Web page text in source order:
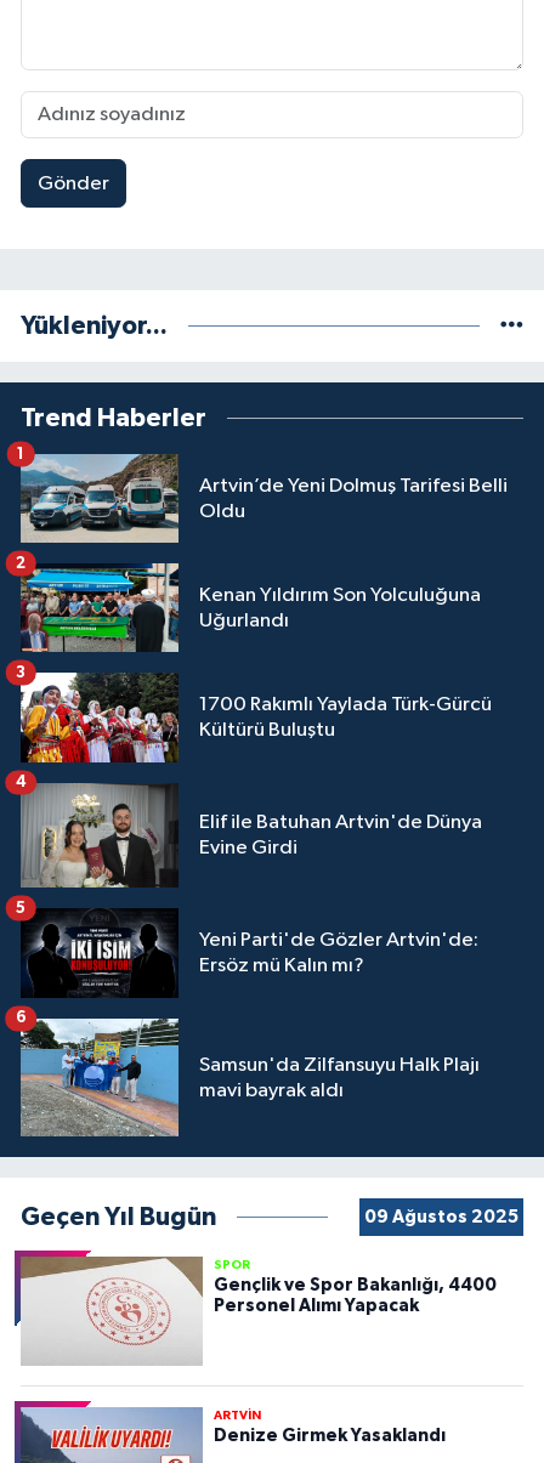
Gönder
Yükleniyor...
Trend Haberler
Artvin’de Yeni Dolmuş Tarifesi Belli
Oldu
1
Kenan Yıldırım Son Yolculuğuna
Uğurlandı
2
1700 Rakımlı Yaylada Türk-Gürcü
Kültürü Buluştu
3
Elif ile Batuhan Artvin'de Dünya
Evine Girdi
4
Yeni Parti'de Gözler Artvin'de:
Ersöz mü Kalın mı?
5
Samsun'da Zilfansuyu Halk Plajı
mavi bayrak aldı
6
Geçen Yıl Bugün 09 Ağustos 2025
SPOR
Gençlik ve Spor Bakanlığı, 4400
Personel Alımı Yapacak
ARTVİN
Denize Girmek Yasaklandı